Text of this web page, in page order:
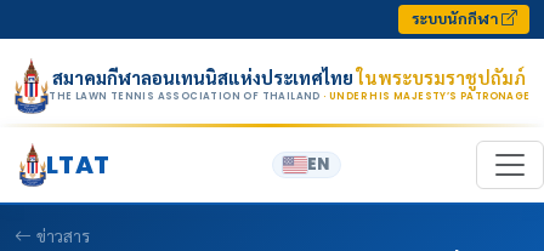
ระบบนักกีฬา
สมาคมกีฬาลอนเทนนิสแห่งประเทศไทยในพระบรมราชูปถัมภ์
THE LAWN TENNIS ASSOCIATION OF THAILAND · UNDER HIS MAJESTY’S PATRONAGE
LTAT EN
ข่าวสาร